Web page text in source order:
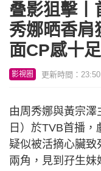
叠影狙擊丨
秀娜晒香肩
面CP感十足
影視圈 更新時間：
由周秀娜與黃宗
日）於TVB首播
疑似被活摘心臟致
兩角，見到孖生妹